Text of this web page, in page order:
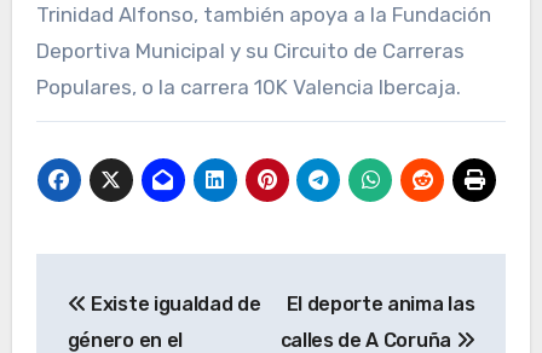
Trinidad Alfonso, también apoya a la Fundación
Deportiva Municipal y su Circuito de Carreras
Populares, o la carrera 10K Valencia Ibercaja.
de
Existe igualdad de
género en el
El deporte anima las
calles de A Coruña